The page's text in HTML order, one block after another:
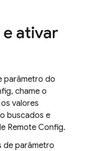
e ativar
parâmetro do
, chame o
valores
buscados e
Remote Config.
de parâmetro